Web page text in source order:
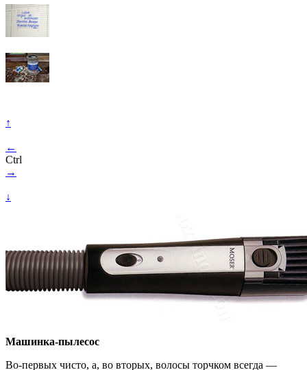
↑
←
Ctrl
→
↓
Машинка-пылесос
Во-первых чисто, а, во вторых, волосы торчком всегда —